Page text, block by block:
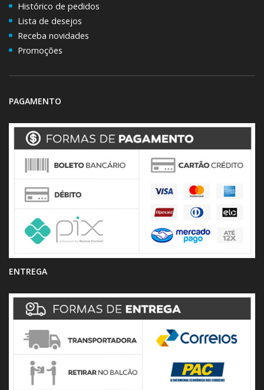
Histórico de pedidos
Lista de desejos
Receba novidades
Promoções
PAGAMENTO
ENTREGA